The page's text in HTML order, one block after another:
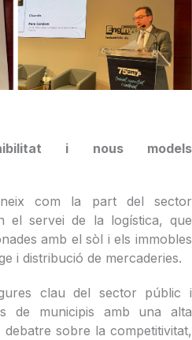
i nous models
com la part del sector
el servei de la logística, que
amb el sòl i els immobles
i distribució de mercaderies.
clau del sector públic i
de municipis amb una alta
sobre la competitivitat,